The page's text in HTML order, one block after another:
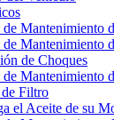
Mantenimiento
Mantenimiento
de Choques
de Mantenimiento
Filtro
el Aceite de su